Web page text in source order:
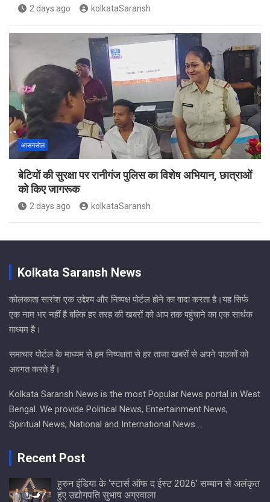
2 days ago kolkataSaransh
आसनसोल
बेटियों की सुरक्षा पर रानीगंज पुलिस का विशेष अभियान, छात्राओं
को किए जागरूक
2 days ago kolkataSaransh
Kolkata Saransh News
कोलकाता सारांश एक उद्देश्य और निष्पक्ष पोर्टल होने का वादा करता है।यह सिर्फ
एक नाम भर नहीं है बल्कि हर तरह की खबरों को आप तक पहुंचाने का एक सार्थक
माध्यम है।
समाचार पोर्टल के माध्यम से हम निष्पक्षता से हर ताजा खबरों से अपने पाठकों को
अवगत करते हैं।
Kolkata Saransh News is the most Popular News portal in West
Bengal. We provide Political News, Entertainment News,
Spiritual News, National and International News….
Recent Post
हुरुन इंडिया के ‘स्टार्स ऑफ द ईस्ट 2026’ सम्मान से अलंकृत
हुए उद्योगपति सुभाष अग्रवाला